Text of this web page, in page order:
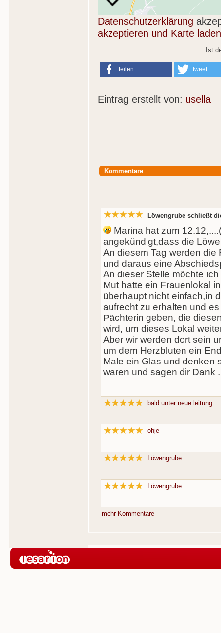
Datenschutzerklärung
akzeptieren und Karte laden
Ist
teilen tweet
Eintrag erstellt von: usella
Kommentare
Löwengrube schließt
Marina hat zum
angekündigt,dass die
An diesem Tag werden
und daraus eine
An dieser Stelle möchte
Mut hatte ein Frauenlokal
überhaupt nicht einfach,in
aufrecht zu erhalten und
Pächterin geben, die
wird, um dieses Lokal
Aber wir werden dort sein
um dem Herzbluten ein
Male ein Glas und denken
waren und sagen dir Dank
bald unter neue leitung
ohje
Löwengrube
Löwengrube
mehr Kommentare